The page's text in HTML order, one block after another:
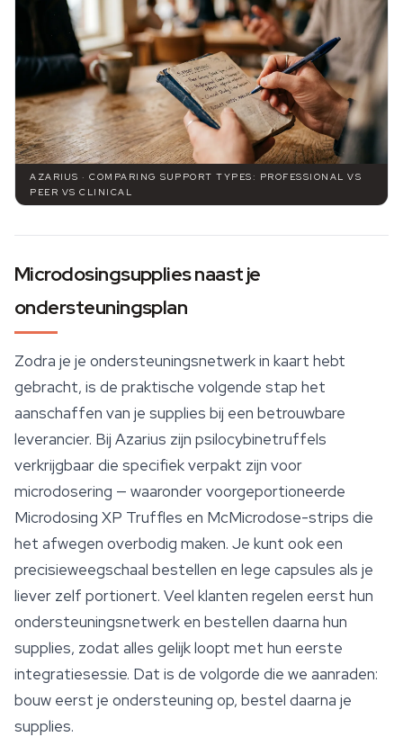
AZARIUS · COMPARING SUPPORT TYPES: PROFESSIONAL VS
PEER VS CLINICAL
Microdosingsupplies naast je
ondersteuningsplan
Zodra je je ondersteuningsnetwerk in kaart hebt
gebracht, is de praktische volgende stap het
aanschaffen van je supplies bij een betrouwbare
leverancier. Bij Azarius zijn psilocybinetruffels
verkrijgbaar die specifiek verpakt zijn voor
microdosering — waaronder voorgeportioneerde
Microdosing XP Truffles en McMicrodose-strips die
het afwegen overbodig maken. Je kunt ook een
precisieweegschaal bestellen en lege capsules als je
liever zelf portionert. Veel klanten regelen eerst hun
ondersteuningsnetwerk en bestellen daarna hun
supplies, zodat alles gelijk loopt met hun eerste
integratiesessie. Dat is de volgorde die we aanraden:
bouw eerst je ondersteuning op, bestel daarna je
supplies.